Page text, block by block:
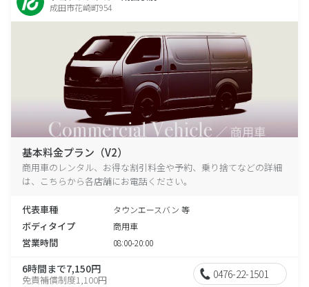
成田市花崎町954
基本料金プラン（V2）
商用車のレンタル、お得な割引料金や予約、乗り捨てなどの詳細
は、こちらから各店舗にお電話ください。
代表車種 タウンエースバン 等
ボディタイプ 商用車
営業時間 08:00-20:00
6時間まで7,150円
免責補償制度1,100円 0476-22-1501